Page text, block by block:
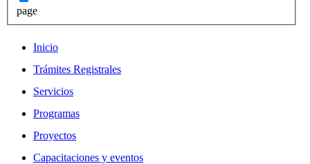
page
Inicio
Trámites Registrales
Servicios
Programas
Proyectos
Capacitaciones y eventos